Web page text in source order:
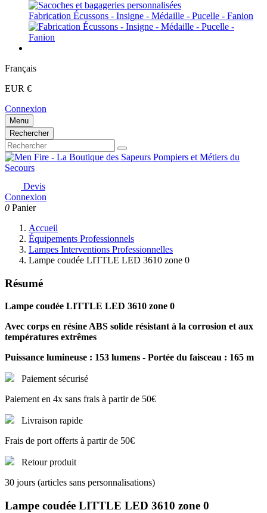
Fabrication Écussons - Insigne - Médaille - Pucelle - Fanion
Français
EUR €
Connexion
Menu
Rechercher
Devis
Connexion
0 Panier
Accueil
Équipements Professionnels
Lampes Interventions Professionnelles
Lampe coudée LITTLE LED 3610 zone 0
Résumé
Lampe coudée LITTLE LED 3610 zone 0
Avec corps en résine ABS solide résistant à la corrosion et aux
températures extrêmes
Puissance lumineuse : 153 lumens - Portée du faisceau : 165 m
Paiement sécurisé
Paiement en 4x sans frais à partir de 50€
Livraison rapide
Frais de port offerts à partir de 50€
Retour produit
30 jours (articles sans personnalisations)
Lampe coudée LITTLE LED 3610 zone 0